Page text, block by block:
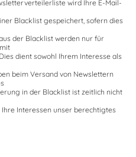
wird Ihre E-Mail-
Blacklist gespeichert, sofern dies
der Blacklist werden nur für
dient sowohl Ihrem Interesse als
beim Versand von Newslettern
in der Blacklist ist zeitlich nicht
Interessen unser berechtigtes